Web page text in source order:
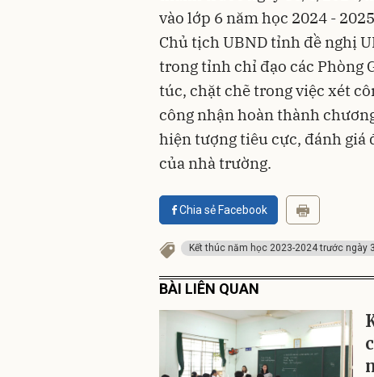
vào lớp 6 năm học 2024 -
Chủ tịch UBND tỉnh đề nghị
trong tỉnh chỉ đạo các Phòng
túc, chặt chẽ trong việc xét
công nhận hoàn thành
hiện tượng tiêu cực, đánh giá
của nhà trường.
Chia sẻ Facebook
Kết thúc năm học 2023-2024 trước ngày
BÀI LIÊN QUAN